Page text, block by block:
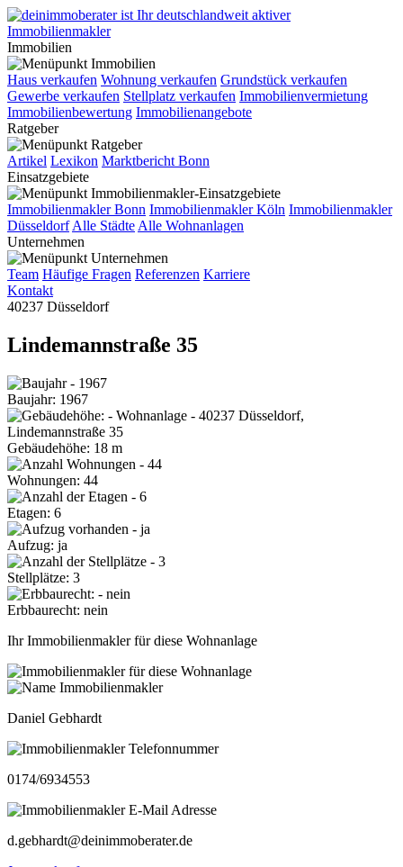
Immobilien
Haus verkaufen Wohnung verkaufen Grundstück verkaufen
Gewerbe verkaufen Stellplatz verkaufen Immobilienvermietung
Immobilienbewertung Immobilienangebote
Ratgeber
Artikel Lexikon Marktbericht Bonn
Einsatzgebiete
Immobilienmakler Bonn Immobilienmakler Köln Immobilienmakler
Düsseldorf Alle Städte Alle Wohnanlagen
Unternehmen
Team Häufige Fragen Referenzen Karriere
Kontakt
40237 Düsseldorf
Lindemannstraße 35
Baujahr: 1967
Gebäudehöhe: 18 m
Wohnungen: 44
Etagen: 6
Aufzug: ja
Stellplätze: 3
Erbbaurecht: nein
Ihr Immobilienmakler für diese Wohnanlage
Daniel Gebhardt
0174/6934553
d.gebhardt@deinimmoberater.de